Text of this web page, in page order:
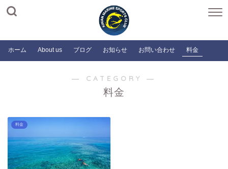
ホーム About us ブログ お知らせ お問い合わせ 料金
― CATEGORY ―
料金
料金